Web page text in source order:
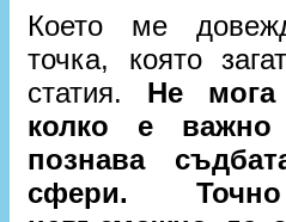
Което ме
точка, която
статия. Не мога
колко е
познава
сфери.